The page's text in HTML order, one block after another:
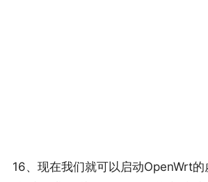
16、现在我们就可以启动OpenWrt